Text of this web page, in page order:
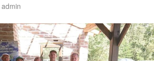
admin